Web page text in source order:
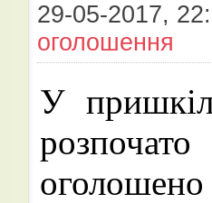
29-05-2017,
оголошення
У